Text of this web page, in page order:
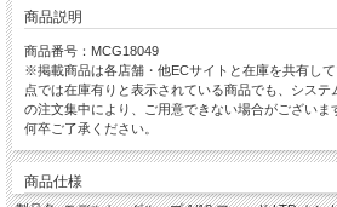
商品説明
商品番号：MCG18049
※掲載商品は各店舗・他ECサイトと在庫を共有し
点では在庫有りと表示されている商品でも、シス
の注文集中により、ご用意できない場合がございま
何卒ご了承ください。
商品仕様